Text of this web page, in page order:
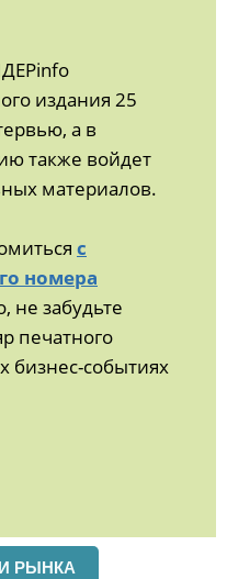
издания 25
а в
также войдет
материалов.
с
номера
не забудьте
печатного
бизнес-событиях
РЫНКА